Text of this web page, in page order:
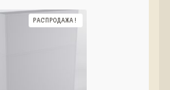
РАСПРОДАЖА!